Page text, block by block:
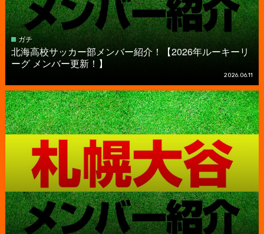
ガチ
北海高校サッカー部メンバー紹介！【2026年ルーキーリ
ーグ メンバー更新！】
2026.06.11